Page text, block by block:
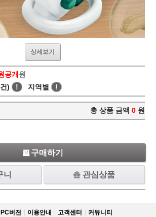
상세보기
공개원
) ! 지역별 !
총 상품 금액 0 원
구매하기
니 관심상품
PC버젼 이용안내 고객센터 커뮤니티